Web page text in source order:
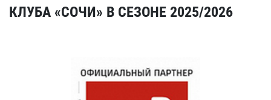
КЛУБА «СОЧИ» В СЕЗОНЕ 2025/2026